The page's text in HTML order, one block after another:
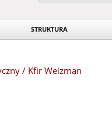
STRUKTURA
/ Kfir Weizman